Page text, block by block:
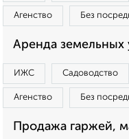
Агенство Без
Аренда земельных
ИЖС Садоводство
Агенство Без
Продажа гаржей,